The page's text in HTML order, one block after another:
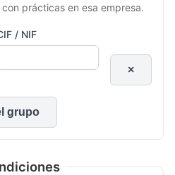
prácticas en esa empresa.
/ NIF
×
grupo